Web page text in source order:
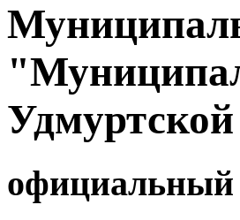
официальный